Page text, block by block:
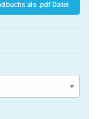
als .pdf Datei